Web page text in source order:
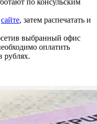
сайте, затем распечатать и
выбранный офис
оплатить
рублях.